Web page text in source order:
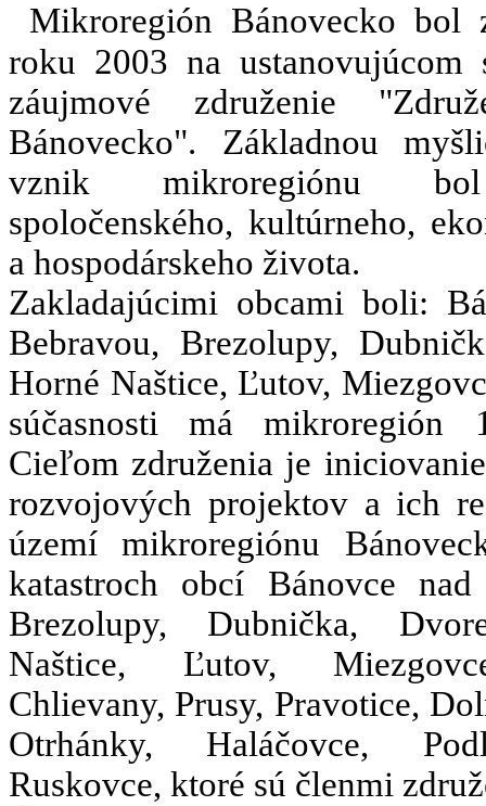
Mikroregión Bánovecko bol
roku 2003 na ustanovujúcom
záujmové združenie
Bánovecko". Základnou
vznik mikroregiónu
spoločenského, kultúrneho,
a hospodárskeho života.
Zakladajúcimi obcami boli:
Bebravou, Brezolupy,
Horné Naštice, Ľutov,
súčasnosti má mikroregión
Cieľom združenia je
rozvojových projektov a ich
území mikroregiónu
katastroch obcí Bánovce nad
Brezolupy, Dubnička,
Naštice, Ľutov,
Chlievany, Prusy, Pravotice,
Otrhánky, Haláčovce,
Ruskovce, ktoré sú členmi